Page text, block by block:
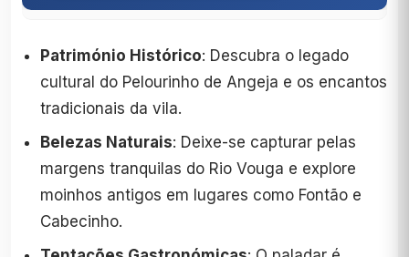
Património Histórico: Descubra o legado
cultural do Pelourinho de Angeja e os encantos
tradicionais da vila.
Belezas Naturais: Deixe-se capturar pelas
margens tranquilas do Rio Vouga e explore
moinhos antigos em lugares como Fontão e
Cabecinho.